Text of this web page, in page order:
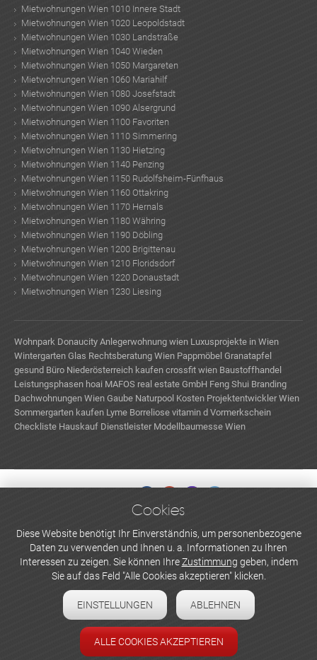
Mietwohnungen Wien 1010 Innere Stadt
Mietwohnungen Wien 1020 Leopoldstadt
Mietwohnungen Wien 1030 Landstraße
Mietwohnungen Wien 1040 Wieden
Mietwohnungen Wien 1050 Margareten
Mietwohnungen Wien 1060 Mariahilf
Mietwohnungen Wien 1080 Josefstadt
Mietwohnungen Wien 1090 Alsergrund
Mietwohnungen Wien 1100 Favoriten
Mietwohnungen Wien 1110 Simmering
Mietwohnungen Wien 1130 Hietzing
Mietwohnungen Wien 1140 Penzing
Mietwohnungen Wien 1150 Rudolfsheim-Fünfhaus
Mietwohnungen Wien 1160 Ottakring
Mietwohnungen Wien 1170 Hernals
Mietwohnungen Wien 1180 Währing
Mietwohnungen Wien 1190 Döbling
Mietwohnungen Wien 1200 Brigittenau
Mietwohnungen Wien 1210 Floridsdorf
Mietwohnungen Wien 1220 Donaustadt
Mietwohnungen Wien 1230 Liesing
Wohnpark Donaucity Anlegerwohnung wien Luxusprojekte in Wien
Wintergarten Glas Rechtsberatung Wien Pappmöbel Granatapfel
gesund Büro Niederösterreich kaufen crossfit wien Baustoffhandel
Leistungsphasen hoai MAFOS real estate GmbH Feng Shui Branding
Dachwohnungen Wien Gaube Naturpool Kosten Projektentwickler Wien
Sommergarten kaufen Lyme Borreliose vitamin d Vormerkschein
Checkliste Hauskauf Dienstleister Modellbaumesse Wien
WERBEN UND INSERIEREN
Newsletter abonnieren
Datenschutzerklärung
Cookie-Einstellungen
Cookies
Diese Website benötigt Ihr Einverständnis, um personenbezogene
Daten zu verwenden und Ihnen u. a. Informationen zu Ihren
Interessen zu zeigen. Sie können IhreZustimmung geben, indem
Sie auf das Feld "Alle Cookies akzeptieren" klicken.
EINSTELLUNGEN ABLEHNEN
ALLE COOKIES AKZEPTIEREN